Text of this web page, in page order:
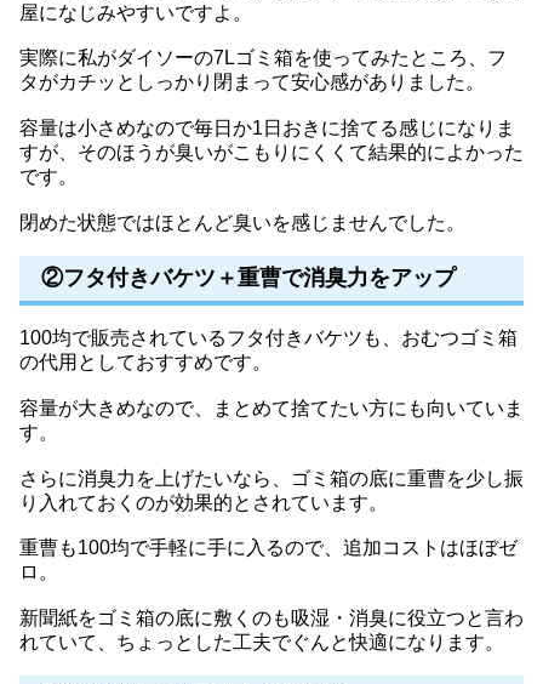
屋になじみやすいですよ。
実際に私がダイソーの7Lゴミ箱を使ってみたところ、フ
タがカチッとしっかり閉まって安心感がありました。
容量は小さめなので毎日か1日おきに捨てる感じになりま
すが、そのほうが臭いがこもりにくくて結果的によかった
です。
閉めた状態ではほとんど臭いを感じませんでした。
②フタ付きバケツ＋重曹で消臭力をアップ
100均で販売されているフタ付きバケツも、おむつゴミ箱
の代用としておすすめです。
容量が大きめなので、まとめて捨てたい方にも向いていま
す。
さらに消臭力を上げたいなら、ゴミ箱の底に重曹を少し振
り入れておくのが効果的とされています。
重曹も100均で手軽に手に入るので、追加コストはほぼゼ
ロ。
新聞紙をゴミ箱の底に敷くのも吸湿・消臭に役立つと言わ
れていて、ちょっとした工夫でぐんと快適になります。